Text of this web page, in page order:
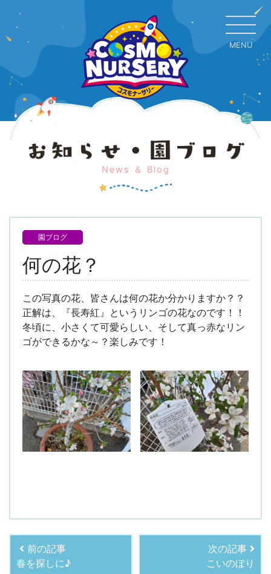
MENU
News ＆ Blog
園ブログ
何の花？
この写真の花、皆さんは何の花か分かりますか？？
正解は、『長寿紅』というリンゴの花なのです！！
冬頃に、小さくて可愛らしい、そして真っ赤なリン
ゴができるかな～？楽しみです！
前の記事
春を探しに♪
次の記事
こいのぼり